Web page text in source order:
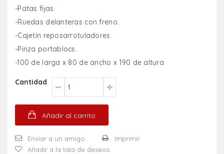
-Patas fijas.
-Ruedas delanteras con freno.
-Cajetín reposarrotuladores.
-Pinza portablocs.
-100 de larga x 80 de ancho x 190 de altura
Cantidad
Añadir al carrito
Enviar a un amigo
Imprimir
Añadir a la lista de deseos